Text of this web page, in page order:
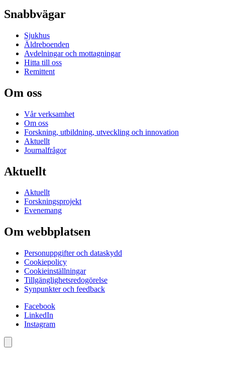
Snabbvägar
Sjukhus
Äldreboenden
Avdelningar och mottagningar
Hitta till oss
Remittent
Om oss
Vår verksamhet
Om oss
Forskning, utbildning, utveckling och innovation
Aktuellt
Journalfrågor
Aktuellt
Aktuellt
Forskningsprojekt
Evenemang
Om webbplatsen
Personuppgifter och dataskydd
Cookiepolicy
Cookieinställningar
Tillgänglighetsredogörelse
Synpunkter och feedback
Facebook
LinkedIn
Instagram